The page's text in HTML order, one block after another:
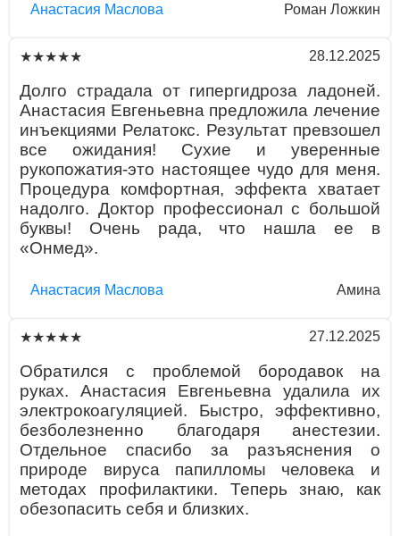
Aнaстaсия Маслова Роман Ложкин
★★★★★ 28.12.2025
Долго страдала от гипергидроза ладоней.
Анастасия Евгеньевна предложила лечение
инъекциями Релатокс. Результат превзошел
все ожидания! Сухие и уверенные
рукопожатия-это настоящее чудо для меня.
Процедура комфортная, эффекта хватает
надолго. Доктор профессионал с большой
буквы! Очень рада, что нашла ее в
«Онмед».
Aнaстaсия Маслова Амина
★★★★★ 27.12.2025
Обратился с проблемой бородавок на
руках. Анастасия Евгеньевна удалила их
электрокоагуляцией. Быстро, эффективно,
безболезненно благодаря анестезии.
Отдельное спасибо за разъяснения о
природе вируса папилломы человека и
методах профилактики. Теперь знаю, как
обезопасить себя и близких.